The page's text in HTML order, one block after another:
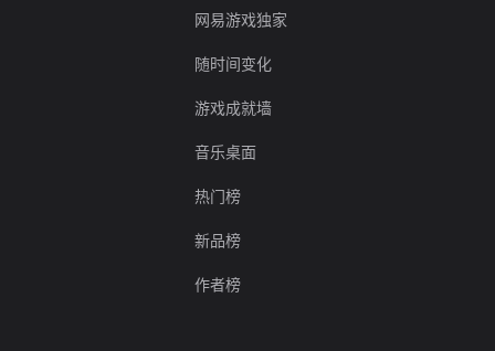
网易游戏独家
随时间变化
游戏成就墙
音乐桌面
热门榜
新品榜
作者榜